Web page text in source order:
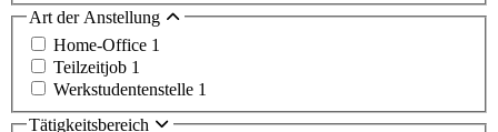
Art der Anstellung
Home-Office 1
Teilzeitjob 1
Werkstudentenstelle 1
Tätigkeitsbereich